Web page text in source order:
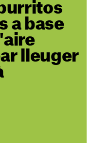
a base
lleuger